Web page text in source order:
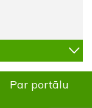
Par portālu